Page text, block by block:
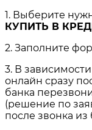
1. Выберите
КУПИТЬ В
2. Заполните
3. В
онлайн сразу
банка
(решение по
после звонка из